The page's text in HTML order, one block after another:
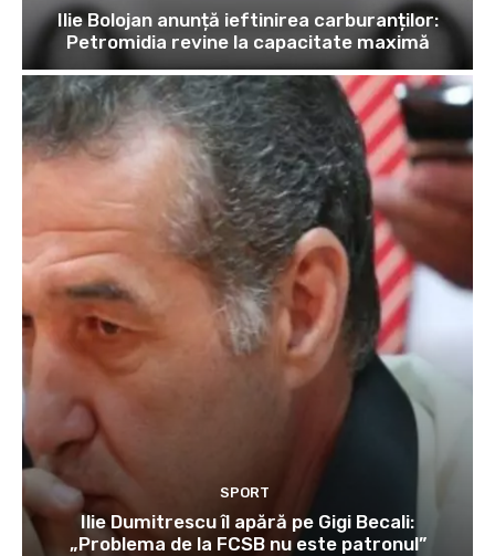
Ilie Bolojan anunță ieftinirea carburanților:
Petromidia revine la capacitate maximă
SPORT
Ilie Dumitrescu îl apără pe Gigi Becali:
„Problema de la FCSB nu este patronul”